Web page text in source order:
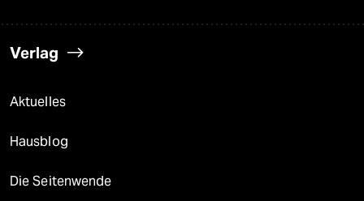
Verlag
Aktuelles
Hausblog
Die Seitenwende